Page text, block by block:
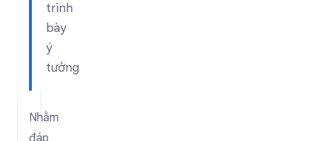
trình
bày
ý
tưởng
Nhằm
đáp